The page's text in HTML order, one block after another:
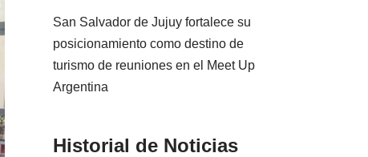
San Salvador de Jujuy fortalece su
posicionamiento como destino de
turismo de reuniones en el Meet Up
Argentina
Historial de Noticias